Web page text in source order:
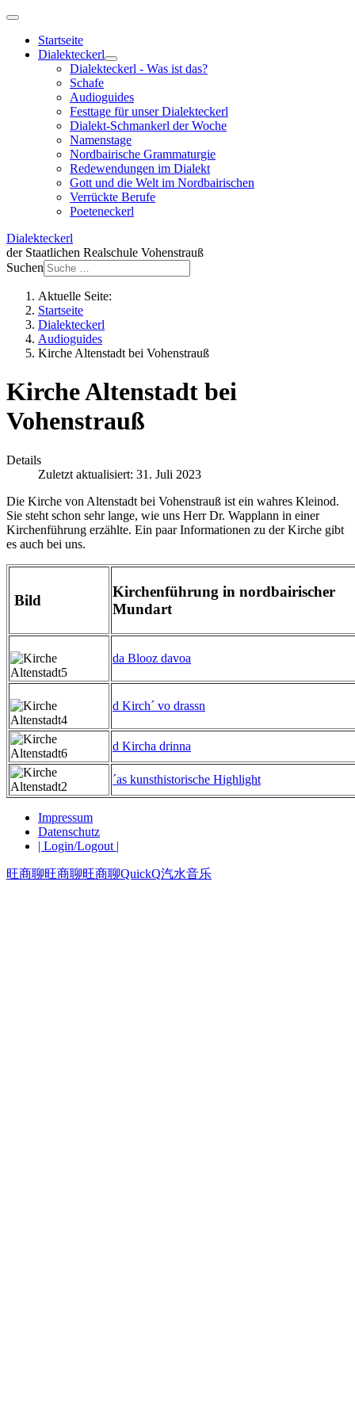
Startseite
Dialekteckerl
Dialekteckerl - Was ist das?
Schafe
Audioguides
Festtage für unser Dialekteckerl
Dialekt-Schmankerl der Woche
Namenstage
Nordbairische Grammaturgie
Redewendungen im Dialekt
Gott und die Welt im Nordbairischen
Verrückte Berufe
Poeteneckerl
Dialekteckerl
der Staatlichen Realschule Vohenstrauß
Suchen
Aktuelle Seite:
Startseite
Dialekteckerl
Audioguides
Kirche Altenstadt bei Vohenstrauß
Kirche Altenstadt bei
Vohenstrauß
Details
Zuletzt aktualisiert: 31. Juli 2023
Die Kirche von Altenstadt bei Vohenstrauß ist ein wahres Kleinod.
Sie steht schon sehr lange, wie uns Herr Dr. Wapplann in einer
Kirchenführung erzählte. Ein paar Informationen zu der Kirche gibt
es auch bei uns.
Bild
Kirchenführung in nordbairischer
Mundart
da Blooz davoa
d Kirch´ vo drassn
d Kircha drinna
´as kunsthistorische Highlight
Impressum
Datenschutz
| Login/Logout |
旺商聊旺商聊旺商聊QuickQ汽水音乐